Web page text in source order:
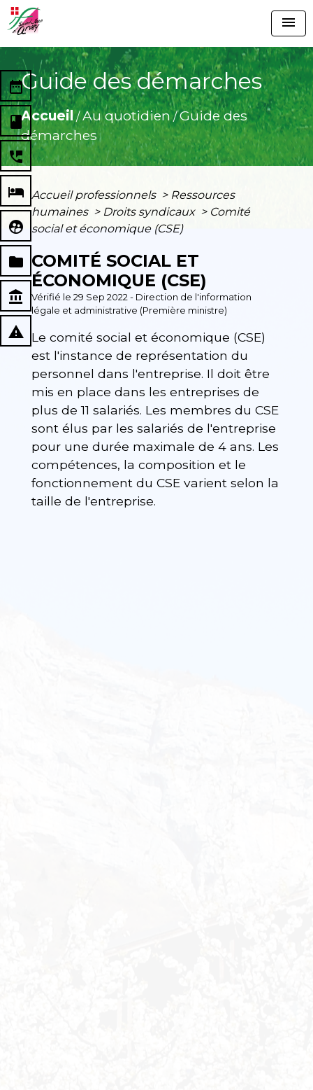
menu
Guide des démarches
Accueil/Au quotidien/Guide des
démarches
date_range
book
perm_phone_msg
local_hotel
supervised_user_circle
folder
account_balance
report_problem
Accueil professionnels > Ressources
humaines > Droits syndicaux > Comité
social et économique (CSE)
COMITÉ SOCIAL ET
ÉCONOMIQUE (CSE)
Vérifié le 29 Sep 2022 - Direction de l'information
légale et administrative (Première ministre)
Le comité social et économique (CSE)
est l'instance de représentation du
personnel dans l'entreprise. Il doit être
mis en place dans les entreprises de
plus de 11 salariés. Les membres du CSE
sont élus par les salariés de l'entreprise
pour une durée maximale de 4 ans. Les
compétences, la composition et le
fonctionnement du CSE varient selon la
taille de l'entreprise.